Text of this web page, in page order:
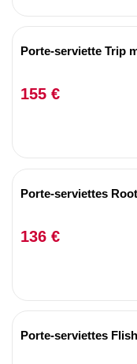
Porte-serviette Trip
155 €
Porte-serviettes
136 €
Porte-serviettes